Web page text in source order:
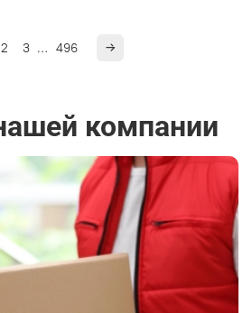
2 3 … 496
компании